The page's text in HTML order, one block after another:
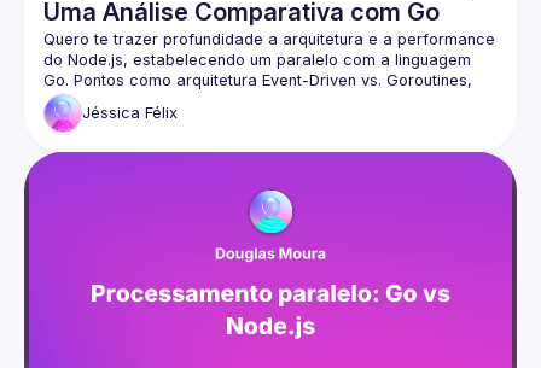
Uma Análise Comparativa com Go
Quero te trazer profundidade a arquitetura e a performance
do Node.js, estabelecendo um paralelo com a linguagem
Go. Pontos como arquitetura Event-Driven vs. Goroutines,
gerenciamento de Múltiplas Conexões Simultâneas,
Jéssica Félix